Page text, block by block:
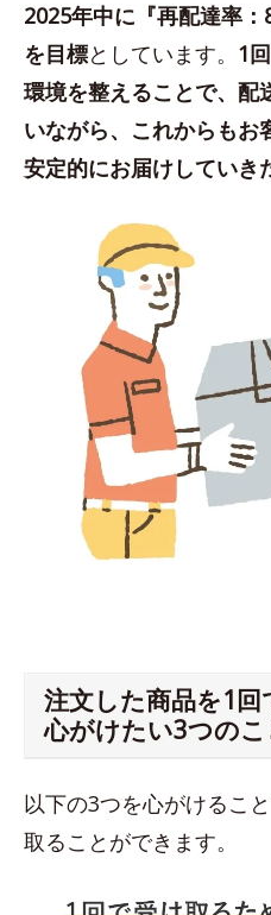
2025年中に『再配達率
を目標としています。 1
環境を整えることで、配
いながら、これからもお
安定的にお届けしていき
注文した商品を1
心がけたい3つのこ
以下の3つを心がけるこ
取ることができます。